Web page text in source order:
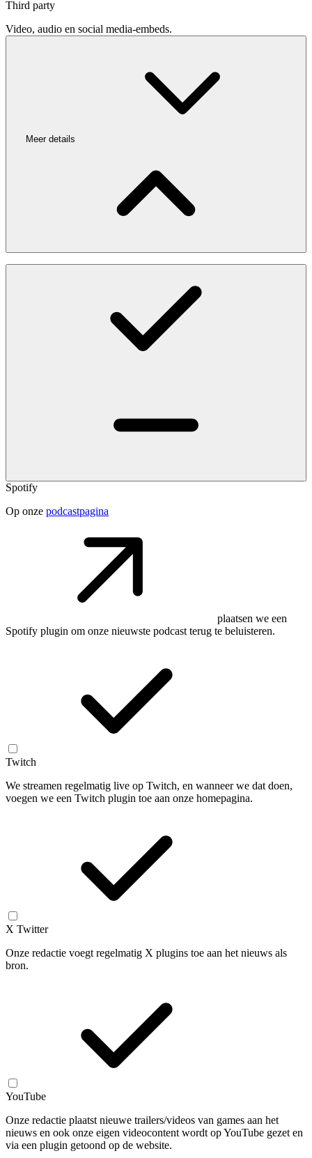
Third party
Video, audio en social media-embeds.
Meer details
Spotify
Op onze podcastpagina
plaatsen we een
Spotify plugin om onze nieuwste podcast terug te beluisteren.
Twitch
We streamen regelmatig live op Twitch, en wanneer we dat doen,
voegen we een Twitch plugin toe aan onze homepagina.
X Twitter
Onze redactie voegt regelmatig X plugins toe aan het nieuws als
bron.
YouTube
Onze redactie plaatst nieuwe trailers/videos van games aan het
nieuws en ook onze eigen videocontent wordt op YouTube gezet en
via een plugin getoond op de website.